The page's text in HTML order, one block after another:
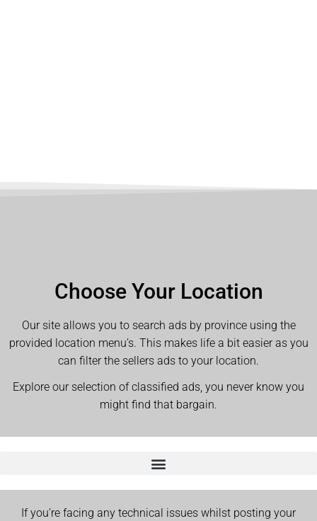
Choose Your Location
Our site allows you to search ads by province using the
provided location menu’s. This makes life a bit easier as you
can filter the sellers ads to your location.
Explore our selection of classified ads, you never know you
might find that bargain.
If you’re facing any technical issues whilst posting your